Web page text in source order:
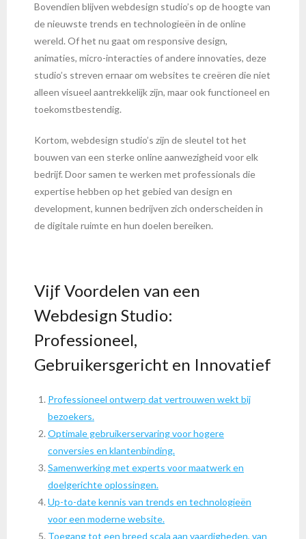
Bovendien blijven webdesign studio’s op de hoogte van
de nieuwste trends en technologieën in de online
wereld. Of het nu gaat om responsive design,
animaties, micro-interacties of andere innovaties, deze
studio’s streven ernaar om websites te creëren die niet
alleen visueel aantrekkelijk zijn, maar ook functioneel en
toekomstbestendig.
Kortom, webdesign studio’s zijn de sleutel tot het
bouwen van een sterke online aanwezigheid voor elk
bedrijf. Door samen te werken met professionals die
expertise hebben op het gebied van design en
development, kunnen bedrijven zich onderscheiden in
de digitale ruimte en hun doelen bereiken.
Vijf Voordelen van een
Webdesign Studio:
Professioneel,
Gebruikersgericht en Innovatief
Professioneel ontwerp dat vertrouwen wekt bij
bezoekers.
Optimale gebruikerservaring voor hogere
conversies en klantenbinding.
Samenwerking met experts voor maatwerk en
doelgerichte oplossingen.
Up-to-date kennis van trends en technologieën
voor een moderne website.
Toegang tot een breed scala aan vaardigheden, van